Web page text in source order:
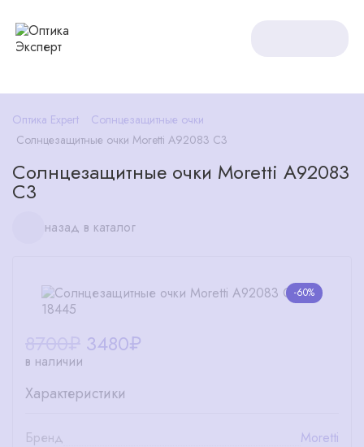
Оптика Expert
Солнцезащитные очки
Солнцезащитные очки Moretti A92083 C3
Солнцезащитные очки Moretti A92083
C3
назад в каталог
-60%
3480₽
в наличии
Характеристики
Бренд
Moretti